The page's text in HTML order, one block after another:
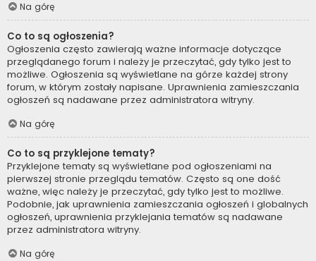
Na górę
Co to są ogłoszenia?
Ogłoszenia często zawierają ważne informacje dotyczące
przeglądanego forum i należy je przeczytać, gdy tylko jest to
możliwe. Ogłoszenia są wyświetlane na górze każdej strony
forum, w którym zostały napisane. Uprawnienia zamieszczania
ogłoszeń są nadawane przez administratora witryny.
Na górę
Co to są przyklejone tematy?
Przyklejone tematy są wyświetlane pod ogłoszeniami na
pierwszej stronie przeglądu tematów. Często są one dość
ważne, więc należy je przeczytać, gdy tylko jest to możliwe.
Podobnie, jak uprawnienia zamieszczania ogłoszeń i globalnych
ogłoszeń, uprawnienia przyklejania tematów są nadawane
przez administratora witryny.
Na górę